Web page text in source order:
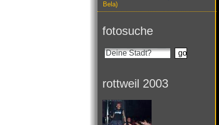
Bela)
fotosuche
rottweil 2003